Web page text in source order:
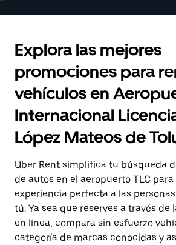
selecciona
una
Presiona
la
tecla Esc
para
cerrar
el
calendario.
calendario
selecciona
fecha.
la
para
cerrar
el
calendario.
10.
Explora las mejores
promociones para
vehículos en
Internacional
López Mateos de
Uber Rent simplifica tu búsqueda
de autos en el aeropuerto TLC
experiencia perfecta a las
tú. Ya sea que reserves a través de
en línea, compara sin esfuerzo
categoría de marcas conocidas y